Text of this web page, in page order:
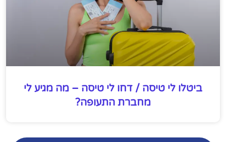
ביטלו לי טיסה / דחו לי טיסה – מה מגיע לי
מחברת התעופה?